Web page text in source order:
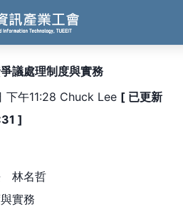
議處理制度與實務
下午11:28 Chuck Lee [ 已更新
]
林名哲
實務